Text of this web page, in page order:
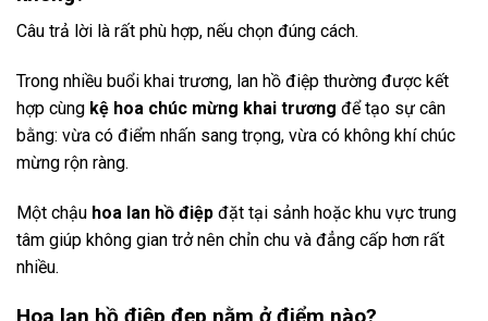
Câu trả lời là rất phù hợp, nếu chọn đúng cách.
Trong nhiều buổi khai trương, lan hồ điệp thường được kết
hợp cùng kệ hoa chúc mừng khai trương để tạo sự cân
bằng: vừa có điểm nhấn sang trọng, vừa có không khí chúc
mừng rộn ràng.
Một chậu hoa lan hồ điệp đặt tại sảnh hoặc khu vực trung
tâm giúp không gian trở nên chỉn chu và đẳng cấp hơn rất
nhiều.
Hoa lan hồ điệp đẹp nằm ở điểm nào?